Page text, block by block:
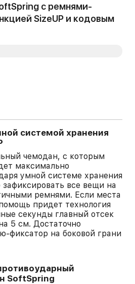
с ремнями-
SizeUP и кодовым
системой хранения
чемодан, с которым
максимально
умной системе хранения
все вещи на
ремнями. Если места
придет технология
секунды главный отсек
5 см. Достаточно
фиксатор на боковой грани
SoftSpring